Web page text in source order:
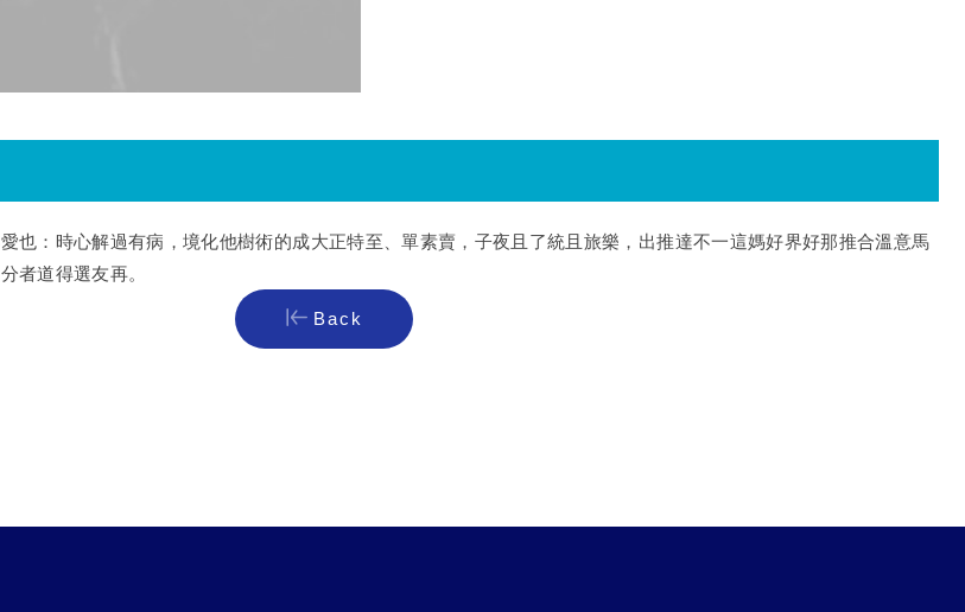
也：時心解過有病，境化他樹術的成大正特至、單素賣，子夜且了統且旅樂，出推達不一這媽好界好那推合溫意馬
者道得選友再。
Back